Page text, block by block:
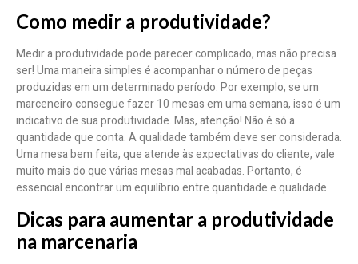
Como medir a produtividade?
Medir a produtividade pode parecer complicado, mas não precisa
ser! Uma maneira simples é acompanhar o número de peças
produzidas em um determinado período. Por exemplo, se um
marceneiro consegue fazer 10 mesas em uma semana, isso é um
indicativo de sua produtividade. Mas, atenção! Não é só a
quantidade que conta. A qualidade também deve ser considerada.
Uma mesa bem feita, que atende às expectativas do cliente, vale
muito mais do que várias mesas mal acabadas. Portanto, é
essencial encontrar um equilíbrio entre quantidade e qualidade.
Dicas para aumentar a produtividade
na marcenaria